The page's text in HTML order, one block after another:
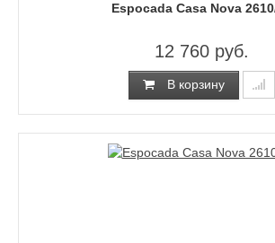
Espocada Casa Nova
12 760 руб.
В корзину